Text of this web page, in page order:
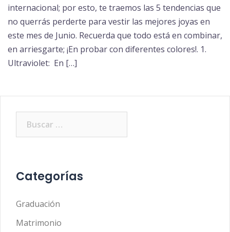
internacional; por esto, te traemos las 5 tendencias que
no querrás perderte para vestir las mejores joyas en
este mes de Junio. Recuerda que todo está en combinar,
en arriesgarte; ¡En probar con diferentes colores!. 1.
Ultraviolet: En […]
Categorías
Graduación
Matrimonio